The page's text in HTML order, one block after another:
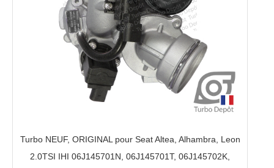
Turbo NEUF, ORIGINAL pour Seat Altea, Alhambra, Leon
2.0TSI IHI 06J145701N, 06J145701T, 06J145702K,